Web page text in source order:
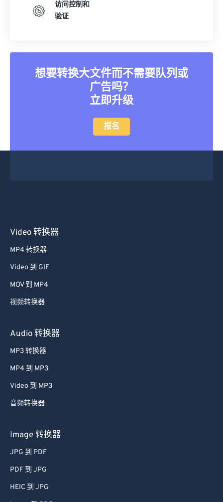
访问控制和
验证
想要转换大文件而不需要队列或
广告吗？
立即升级
报名
Video 转换器
MP4 转换器
Video 到 GIF
MOV 到 MP4
视频转换器
Audio 转换器
MP3 转换器
MP4 到 MP3
Video 到 MP3
音频转换器
Image 转换器
JPG 到 PDF
PDF 到 JPG
HEIC 到 JPG